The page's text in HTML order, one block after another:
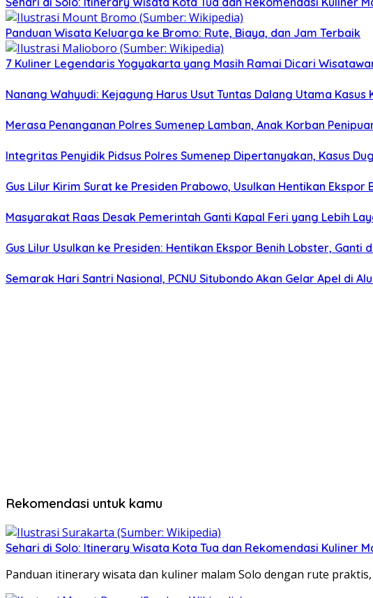
Panduan Wisata Keluarga ke Bromo: Rute, Biaya, dan Jam Terbaik
7 Kuliner Legendaris Yogyakarta yang Masih Ramai Dicari
Nanang Wahyudi: Kejagung Harus Usut Tuntas Dalang Utama Kasus
Merasa Penanganan Polres Sumenep Lamban, Anak Korban
Integritas Penyidik Pidsus Polres Sumenep Dipertanyakan, Kasus
Gus Lilur Kirim Surat ke Presiden Prabowo, Usulkan Hentikan
Masyarakat Raas Desak Pemerintah Ganti Kapal Feri yang Lebih
Gus Lilur Usulkan ke Presiden: Hentikan Ekspor Benih Lobster, Ganti
Semarak Hari Santri Nasional, PCNU Situbondo Akan Gelar Apel di
Rekomendasi untuk kamu
Sehari di Solo: Itinerary Wisata Kota Tua dan Rekomendasi Kuliner
Panduan itinerary wisata dan kuliner malam Solo dengan rute